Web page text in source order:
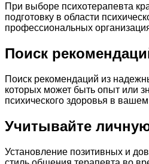
При выборе психотерапевта
подготовку в области
профессиональных
Поиск
Поиск рекомендаций из
которых может быть опыт или
психического здоровья в
Учитывайте
Установление позитивных и